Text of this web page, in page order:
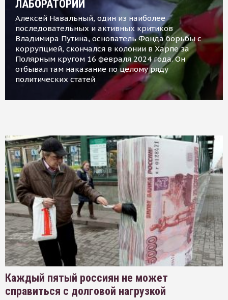
ЛАБОРАТОРИИ
Алексей Навальный, один из наиболее
последовательных и активных критиков
Владимира Путина, основатель Фонда борьбы с
коррупцией, скончался в колонии в Харпе за
Полярным кругом 16 февраля 2024 года. Он
отбывал там наказание по целому ряду
политических статей
Каждый пятый россиян не может
справиться с долговой нагрузкой